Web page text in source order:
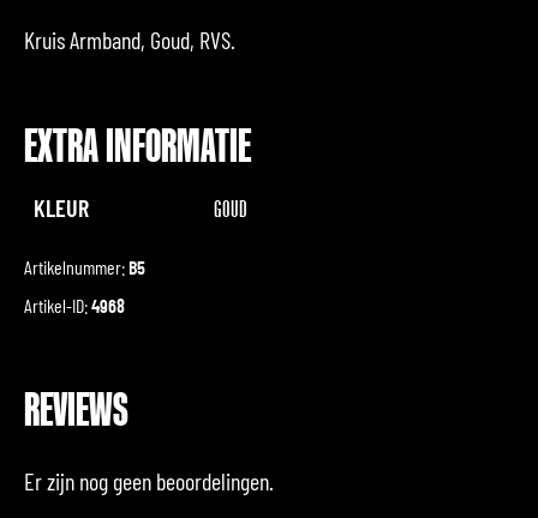
Kruis Armband, Goud, RVS.
EXTRA INFORMATIE
KLEUR GOUD
Artikelnummer: B5
Artikel-ID:4968
REVIEWS
Er zijn nog geen beoordelingen.